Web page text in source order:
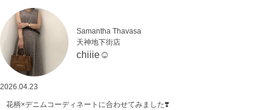
Samantha Thavasa
天神地下街店
chiiie☺︎
2026.04.23
花柄×デニムコーディネートに合わせてみました❣️